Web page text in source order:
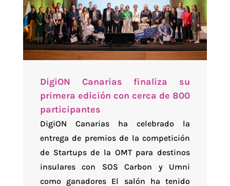
DigiON Canarias finaliza su
primera edición con cerca de 800
participantes
DigiON Canarias ha celebrado la
entrega de premios de la competición
de Startups de la OMT para destinos
insulares con SOS Carbon y Umni
como ganadores El salón ha tenido